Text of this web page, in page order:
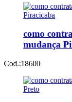
como
mudança
Cod.:18600